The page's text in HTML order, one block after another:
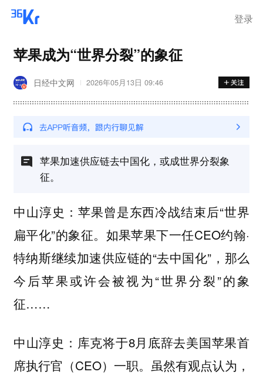
登录
苹果成为“世界分裂”的象征
日经中文网 2026年05月13日 09:46
苹果加速供应链去中国化，或成世界分裂象
征。
中山淳史：苹果曾是东西冷战结束后“世界
扁平化”的象征。如果苹果下一任CEO约翰·
特纳斯继续加速供应链的“去中国化”，那么
今后苹果或许会被视为“世界分裂”的象
征……
中山淳史 ：库克将于8月底辞去美国苹果首
席执行官（CEO）一职。虽然有观点认为，